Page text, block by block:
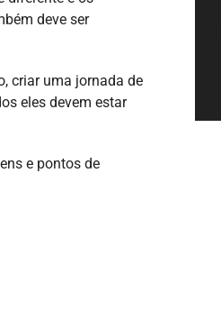
deve ser
criar uma jornada de
eles devem estar
e pontos de